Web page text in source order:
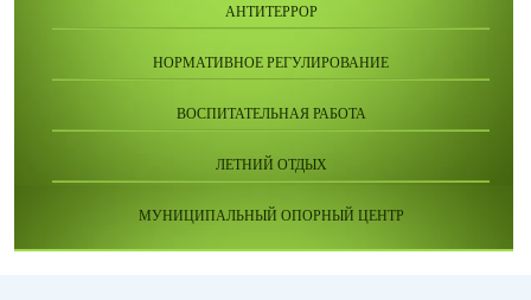
АНТИТЕРРОР
НОРМАТИВНОЕ РЕГУЛИРОВАНИЕ
ВОСПИТАТЕЛЬНАЯ РАБОТА
ЛЕТНИЙ ОТДЫХ
МУНИЦИПАЛЬНЫЙ ОПОРНЫЙ ЦЕНТР